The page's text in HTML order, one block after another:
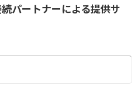
パートナーによる提供サ